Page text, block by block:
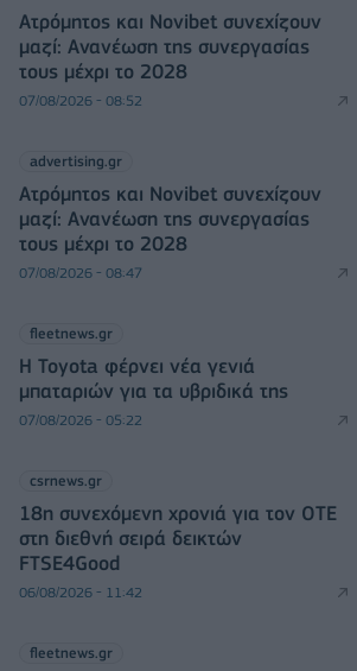
Ατρόμητος και Novibet συνεχίζουν
μαζί: Ανανέωση της συνεργασίας
τους μέχρι το 2028
07/08/2026 - 08:52
advertising.gr
Ατρόμητος και Novibet συνεχίζουν
μαζί: Ανανέωση της συνεργασίας
τους μέχρι το 2028
07/08/2026 - 08:47
fleetnews.gr
Η Toyota φέρνει νέα γενιά
μπαταριών για τα υβριδικά της
07/08/2026 - 05:22
csrnews.gr
18η συνεχόμενη χρονιά για τον ΟΤΕ
στη διεθνή σειρά δεικτών
FTSE4Good
06/08/2026 - 11:42
fleetnews.gr